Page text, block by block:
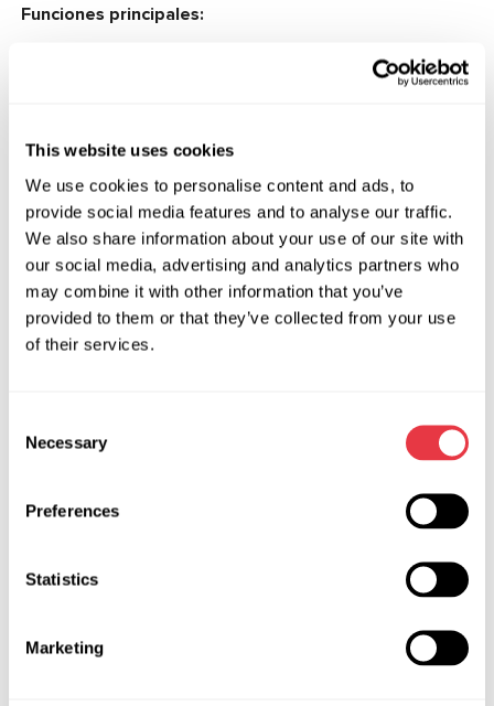
This website uses cookies
We use cookies to personalise content and ads, to
provide social media features and to analyse our traffic.
We also share information about your use of our site with
our social media, advertising and analytics partners who
may combine it with other information that you’ve
provided to them or that they’ve collected from your use
of their services.
Selection
Necessary
Preferences
Statistics
Marketing
Funciones principales:
de códigos de error de todas las unidades de
Tareas del sistema: realización de pruebas
los sistemas del vehículo.
Desvinculación de ECU: el software permite
desvincular la unidad de control del vehículo antes
del desmontaje para su reutilización en otros
vehículos.
Live Data: obtención de información clave de
herramientas de software para la recuperación del
vehículo después de colisiones.
Activación de modos de servicio: cambio de los
sistemas al modo de servicio para mantenimiento
Cambios de configuración: activación de funciones
no disponibles y modificación de los tipos de
componentes del vehículo para modernización.